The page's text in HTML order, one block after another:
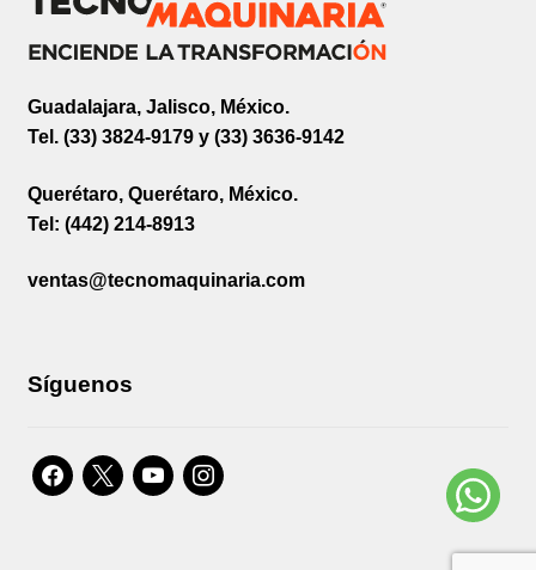
Guadalajara, Jalisco, México.
Tel. (33) 3824-9179 y (33) 3636-9142
Querétaro, Querétaro, México.
Tel: (442) 214-8913
ventas@tecnomaquinaria.com
Síguenos
facebook
x youtubeinstagram